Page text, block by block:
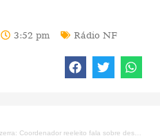
3:52 pm Rádio NF
Coordenador reeleito fala sobre desafios